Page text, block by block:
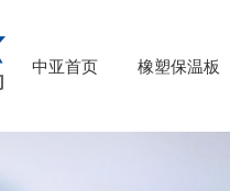
中亚首页 橡塑保温板